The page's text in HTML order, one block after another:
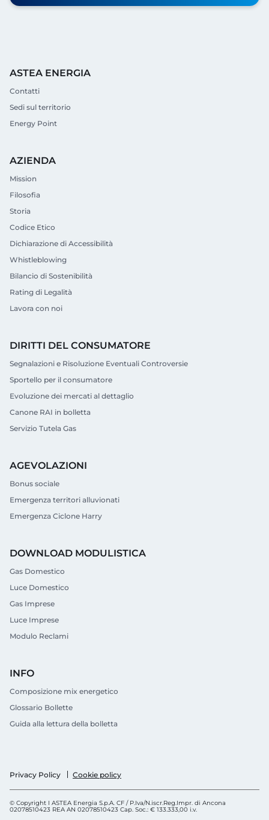
ASTEA ENERGIA
Contatti
Sedi sul territorio
Energy Point
AZIENDA
Mission
Filosofia
Storia
Codice Etico
Dichiarazione di Accessibilità
Whistleblowing
Bilancio di Sostenibilità
Rating di Legalità
Lavora con noi
DIRITTI DEL CONSUMATORE
Segnalazioni e Risoluzione Eventuali Controversie
Sportello per il consumatore
Evoluzione dei mercati al dettaglio
Canone RAI in bolletta
Servizio Tutela Gas
AGEVOLAZIONI
Bonus sociale
Emergenza territori alluvionati
Emergenza Ciclone Harry
DOWNLOAD MODULISTICA
Gas Domestico
Luce Domestico
Gas Imprese
Luce Imprese
Modulo Reclami
INFO
Composizione mix energetico
Glossario Bollette
Guida alla lettura della bolletta
Privacy Policy Cookie policy
© Copyright I ASTEA Energia S.p.A. CF / P.Iva/N.iscr.Reg.Impr. di Ancona
02078510423 REA AN 02078510423 Cap. Soc.: € 133.333,00 i.v.